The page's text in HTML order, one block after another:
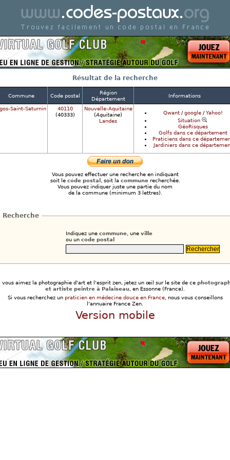
Code postal de france - Codes postaux en France
Résultat de la recherche
Commune Code postal
Région
Département
Informations
Saint-Saturnin
40110
(40333)
Nouvelle-Aquitaine
(Aquitaine)
Landes
Qwant/google/Yahoo!
Situation
GéoRisques
Golfs dans ce département
Praticiens dans ce
Jardiniers dans ce
Vous pouvez effectuer une recherche en indiquant
soit le code postal, soit la communerecherchée.
Vous pouvez indiquer juste une partie du nom
de la commune (minimum 3 lettres).
Recherche
Indiquez une commune , une ville
ou un code postal
vous aimez la photographie d'art et l'esprit zen, jetez un œil sur le site de ce
et artiste peintre à Palaiseau , en Essonne (France).
Si vous recherchez un praticien en médecine douce en France, nous vous conseillons
l'annuaire France Zen.
Version mobile